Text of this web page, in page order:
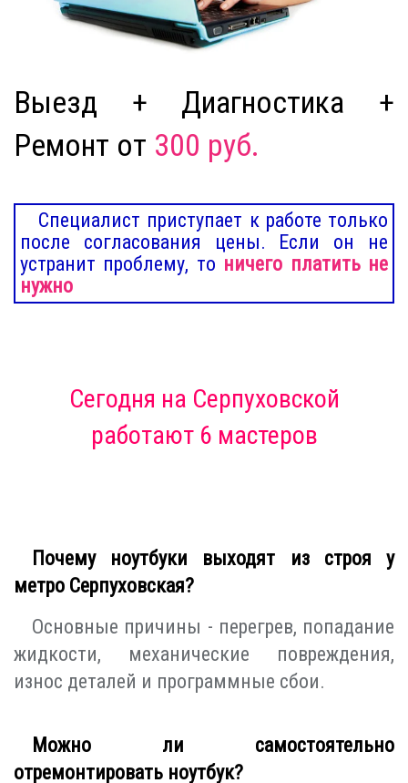
Выезд + Диагностика +
Ремонт от 300 руб.
Специалист приступает к работе только
после согласования цены. Если он не
устранит проблему, то ничего платить не
нужно
Сегодня на Серпуховской
работают 6 мастеров
Почему ноутбуки выходят из строя у
метро Серпуховская?
Основные причины - перегрев, попадание
жидкости, механические повреждения,
износ деталей и программные сбои.
Можно ли самостоятельно
отремонтировать ноутбук?